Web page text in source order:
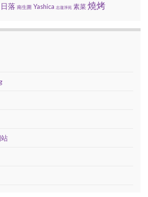
落 南生圍 Yashica 志蓮淨苑 素菜燒烤